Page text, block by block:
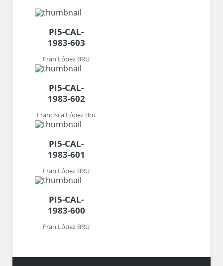
PI5-CAL-
1983-603
Fran López BRU
PI5-CAL-
1983-602
Francisca López Bru
PI5-CAL-
1983-601
Fran López BRU
PI5-CAL-
1983-600
Fran López BRU